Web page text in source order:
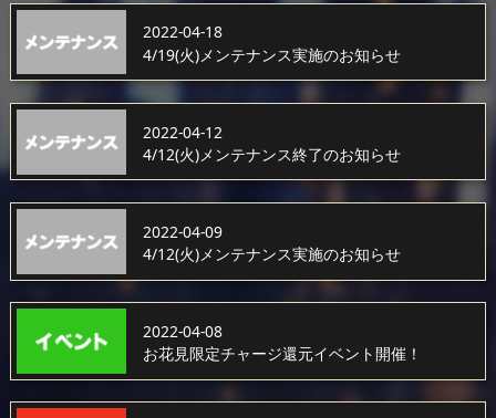
2022-04-18
4/19(火)メンテナンス実施のお知らせ
2022-04-12
4/12(火)メンテナンス終了のお知らせ
2022-04-09
4/12(火)メンテナンス実施のお知らせ
2022-04-08
お花見限定チャージ還元イベント開催！